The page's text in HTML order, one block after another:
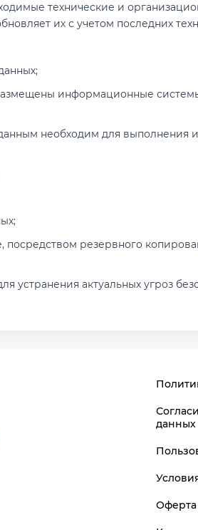
технические и
их с учетом последних
информационные
необходим для выполнения
посредством резервного
устранения актуальных угроз
данных
Оферта